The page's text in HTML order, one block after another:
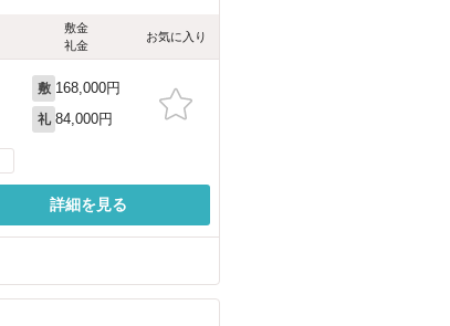
敷金
礼金
お気に入り
敷 168,000円
礼 84,000円
詳細を見る